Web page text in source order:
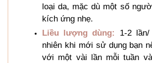
loại da, mặc dù một số
kích ứng nhẹ.
Liều lượng dùng:
1-2
nhiên khi mới sử dụng bạn
với một vài lần mỗi tuần